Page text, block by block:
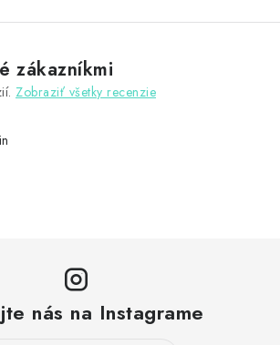
zákazníkmi
Zobraziť všetky recenzie
nás na Instagrame